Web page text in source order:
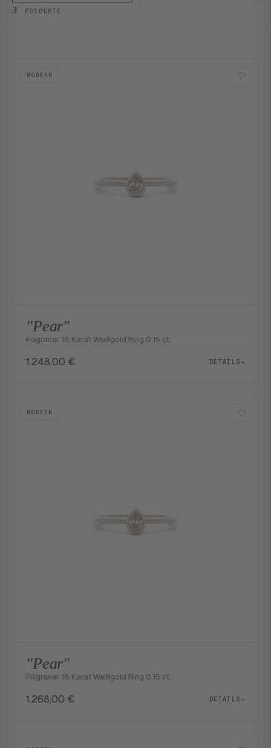
3 PRODUKTE
MODERN
"Pear"
Filigraner 18 Karat Weißgold Ring 0.15 ct.
1.248,00 € DETAILS→
MODERN
"Pear"
Filigraner 18 Karat Weißgold Ring 0.15 ct.
1.268,00 € DETAILS→